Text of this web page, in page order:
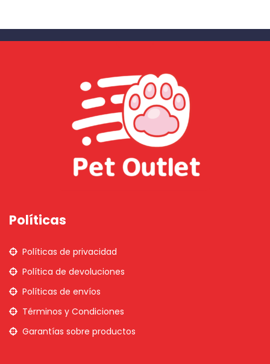
Políticas
Políticas de privacidad
Política de devoluciones
Políticas de envíos
Términos y Condiciones
Garantías sobre productos